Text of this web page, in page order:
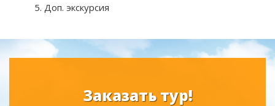
5. Доп. экскурсия
Заказать тур!